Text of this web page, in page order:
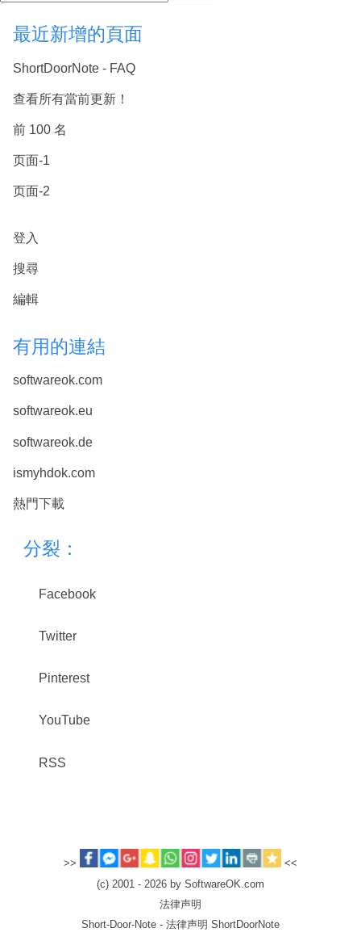
最近新增的頁面
ShortDoorNote - FAQ
查看所有當前更新！
前 100 名
页面-1
页面-2
登入
搜尋
編輯
有用的連結
softwareok.com
softwareok.eu
softwareok.de
ismyhdok.com
熱門下載
分裂：
Facebook
Twitter
Pinterest
YouTube
RSS
>>
<<
(c) 2001 - 2026 by SoftwareOK.com
法律声明
Short-Door-Note - 法律声明 ShortDoorNote